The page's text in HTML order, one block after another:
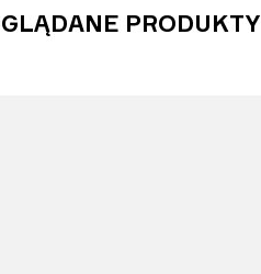
PRODUKTY